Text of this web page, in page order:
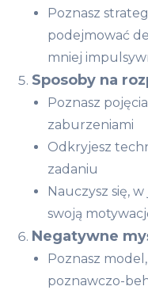
Poznasz
podejmować
mniej
Sposoby na
Poznasz
zaburzeniami
Odkryjesz
zadaniu
Nauczysz się,
swoją
Negatywne
Poznasz
poznawczo-